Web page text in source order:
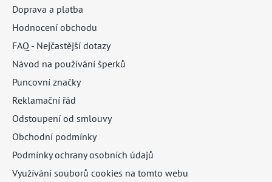
Doprava a platba
Hodnocení obchodu
FAQ - Nejčastější dotazy
Návod na používání šperků
Puncovní značky
Reklamační řád
Odstoupení od smlouvy
Obchodní podmínky
Podmínky ochrany osobních údajů
Využívání souborů cookies na tomto webu